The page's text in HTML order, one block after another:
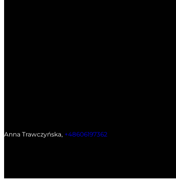
Anna Trawczyńska, +48606197362